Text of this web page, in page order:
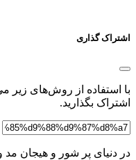
اشتراک گذاری
با استفاده از روش‌های زیر
اشتراک بگذارید.
در دنیای پر شور و هیجان